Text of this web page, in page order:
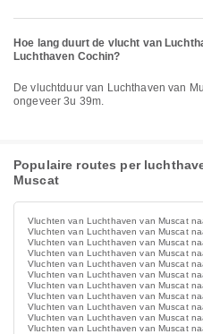
Hoe lang duurt de vlucht van
Luchthaven Cochin?
De vluchtduur van Luchthaven van Muscat naar Luchthaven Cochin is
ongeveer 3u 39m.
Populaire routes per
Muscat
Vluchten van Luchthaven van Muscat
Vluchten van Luchthaven van Muscat
Vluchten van Luchthaven van Muscat
Vluchten van Luchthaven van Muscat
Vluchten van Luchthaven van Muscat
Vluchten van Luchthaven van Muscat
Vluchten van Luchthaven van Muscat
Vluchten van Luchthaven van Muscat
Vluchten van Luchthaven van Muscat
Vluchten van Luchthaven van Muscat
Vluchten van Luchthaven van Muscat